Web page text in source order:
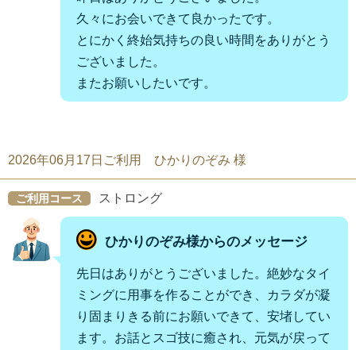
久々にお会いできて良かったです。
とにかく終始気持ちの良い時間をありがとう
ございました。
またお願いしたいです。
2026年06月17日ご利用 ひかりのぞみ 様
ご利用コース ストロング
ひかりのぞみ様からのメッセージ
先日はありがとうございました。絶妙なタイ
ミングに用事を作ることができ、カラダが凝
り固まりきる前にお願いできて、安堵してい
ます。お話とスゴ技に癒され、元気が戻って